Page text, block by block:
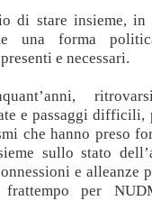
di stare insieme, in
una forma
e necessari.
e passaggi
che hanno preso
sullo stato
e
per